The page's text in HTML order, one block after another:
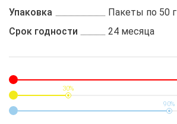
Упаковка
Пакеты по 50 г
Срок годности
24 месяца
30%
90%